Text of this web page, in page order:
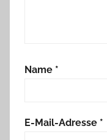
Name *
E-Mail-Adresse *